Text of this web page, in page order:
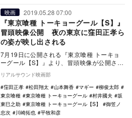
映画 2019.05.28 07:00
『東京喰種 トーキョーグール【S】』
冒頭映像公開 夜の東京に窪田正孝ら
の姿が映し出される
7月19日に公開される『東京喰種 トーキョ
ーグール【S】』より、冒頭映像が公開され
た。 原作は、2018年7月『東京喰種 ト…
リアルサウンド映画部
窪田正孝
松田翔太 山本舞香 マギー
柳俊太郎
東京喰種
東京喰種 トーキョーグール 村井國夫
坂
東巳之助
東京喰種 トーキョーグール【S】
御笠ノ
忠次
川崎拓也 平牧和彦